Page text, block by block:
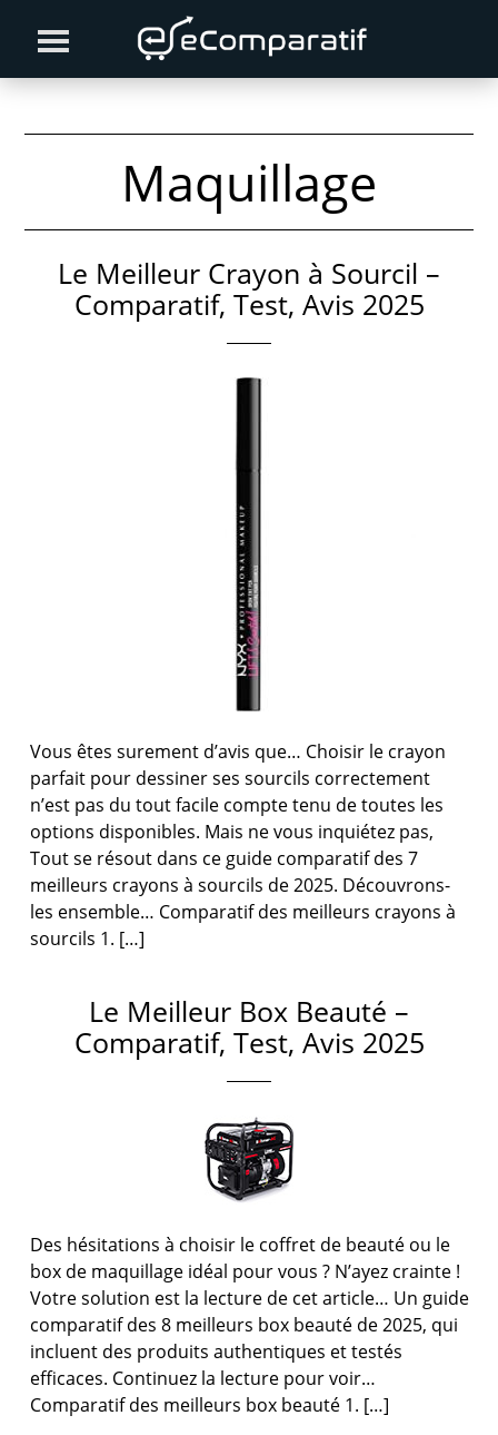
primary
navigation
content
Maquillage
Le Meilleur Crayon à Sourcil –
Comparatif, Test, Avis 2025
Vous êtes surement d’avis que… Choisir le crayon
parfait pour dessiner ses sourcils correctement
n’est pas du tout facile compte tenu de toutes les
options disponibles. Mais ne vous inquiétez pas,
Tout se résout dans ce guide comparatif des 7
meilleurs crayons à sourcils de 2025. Découvrons-
les ensemble… Comparatif des meilleurs crayons à
sourcils 1. […]
Le Meilleur Box Beauté –
Comparatif, Test, Avis 2025
Des hésitations à choisir le coffret de beauté ou le
box de maquillage idéal pour vous ? N’ayez crainte !
Votre solution est la lecture de cet article… Un guide
comparatif des 8 meilleurs box beauté de 2025, qui
incluent des produits authentiques et testés
efficaces. Continuez la lecture pour voir…
Comparatif des meilleurs box beauté 1. […]